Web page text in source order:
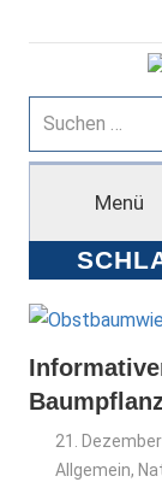
Inhalt
Suchen
nach:
Menü
21.
Allgemein,